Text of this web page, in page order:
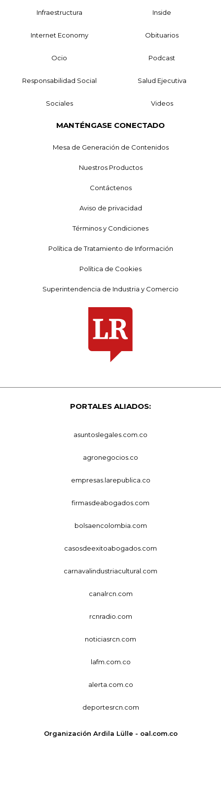
Infraestructura Inside
Internet Economy Obituarios
Ocio Podcast
Responsabilidad Social Salud Ejecutiva
Sociales Videos
MANTÉNGASE CONECTADO
Mesa de Generación de Contenidos
Nuestros Productos
Contáctenos
Aviso de privacidad
Términos y Condiciones
Política de Tratamiento de Información
Política de Cookies
Superintendencia de Industria y Comercio
PORTALES ALIADOS:
asuntoslegales.com.co
agronegocios.co
empresas.larepublica.co
firmasdeabogados.com
bolsaencolombia.com
casosdeexitoabogados.com
carnavalindustriacultural.com
canalrcn.com
rcnradio.com
noticiasrcn.com
lafm.com.co
alerta.com.co
deportesrcn.com
Organización Ardila Lülle - oal.com.co